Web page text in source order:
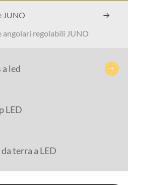
JUNO
angolari regolabili JUNO
led 
LED
terra a LED